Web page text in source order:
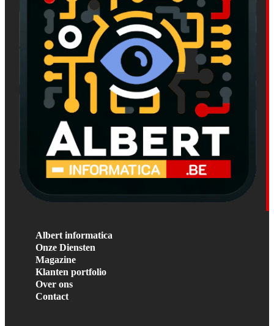
Albert informatica
Onze Diensten
Magazine
Klanten portfolio
Over ons
Contact